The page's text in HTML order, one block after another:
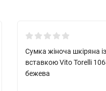
Новинка!
Сумка жіноча шкіряна
вставкою Vito Torelli
бежева